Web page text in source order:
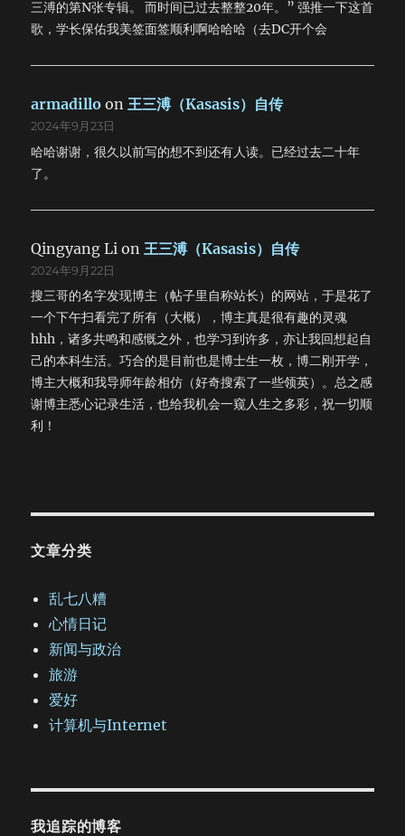
人 今夜的寒风将我心撕碎 仓皇的脚步我不醉不归 朦胧的细雨
有朦胧的美 酒再来一杯 爱上你从来就不曾後悔 离开你是否是
宿命的罪 刺鼻的酒味我浑身欲裂 嘶哑著我的眼泪 我怎麽哭得
再相信 相信我自己 肤浅而荒唐的我 痛哭的人 痛哭的人 痛哭的
人 痛哭的痛哭的痛哭的 爱或者不爱 我已经无法分辨 要如何才
能够忘记 我曾许下的诺言 今夜的寒风将我心撕碎 仓皇的脚步
我不醉不归 朦胧的细雨有朦胧的美 酒再来一杯 痛哭的人 赶
快睡觉吧，已经五十个小时没有合过眼了。太痛苦了。…
三溥的第N张专辑。 而时间已过去整整20年。” 强推一下这首
歌，学长保佑我美签面签顺利啊哈哈哈（去DC开个会
armadillo on王三溥（Kasasis）自传
2024年9月23日
哈哈谢谢，很久以前写的想不到还有人读。已经过去二十年
了。
Qingyang Li on 王三溥（Kasasis）自传
2024年9月22日
搜三哥的名字发现博主（帖子里自称站长）的网站，于是花了
一个下午扫看完了所有（大概），博主真是很有趣的灵魂
hhh，诸多共鸣和感慨之外，也学习到许多，亦让我回想起自
己的本科生活。巧合的是目前也是博士生一枚，博二刚开学，
博主大概和我导师年龄相仿（好奇搜索了一些领英）。总之感
谢博主悉心记录生活，也给我机会一窥人生之多彩，祝一切顺
利！
文章分类
乱七八糟
心情日记
新闻与政治
旅游
爱好
计算机与Internet
我追踪的博客